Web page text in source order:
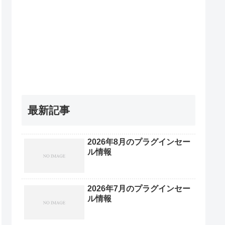
最新記事
2026年8月のプラグインセー
ル情報
2026年7月のプラグインセー
ル情報